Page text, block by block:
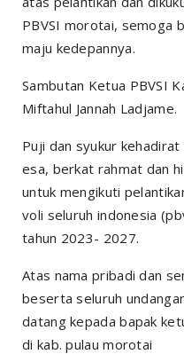
PBVSI morotai, semoga
maju kedepannya.
Sambutan Ketua PBVSI
Miftahul Jannah Ladjame.
Puji dan syukur
esa, berkat rahmat dan
untuk mengikuti
voli seluruh indonesia
tahun 2023- 2027.
Atas nama pribadi dan
beserta seluruh
datang kepada bapak
di kab. pulau morotai